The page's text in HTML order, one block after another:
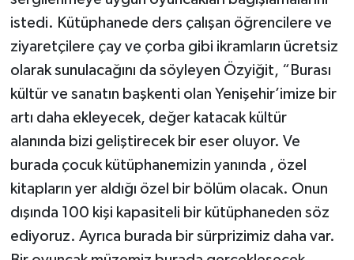
istedi. Kütüphanede ders çalışan öğrencilere ve
ziyaretçilere çay ve çorba gibi ikramların ücretsiz
olarak sunulacağını da söyleyen Özyiğit, “Burası
kültür ve sanatın başkenti olan Yenişehir’imize bir
artı daha ekleyecek, değer katacak kültür
alanında bizi geliştirecek bir eser oluyor. Ve
burada çocuk kütüphanemizin yanında , özel
kitapların yer aldığı özel bir bölüm olacak. Onun
dışında 100 kişi kapasiteli bir kütüphaneden söz
ediyoruz. Ayrıca burada bir sürprizimiz daha var.